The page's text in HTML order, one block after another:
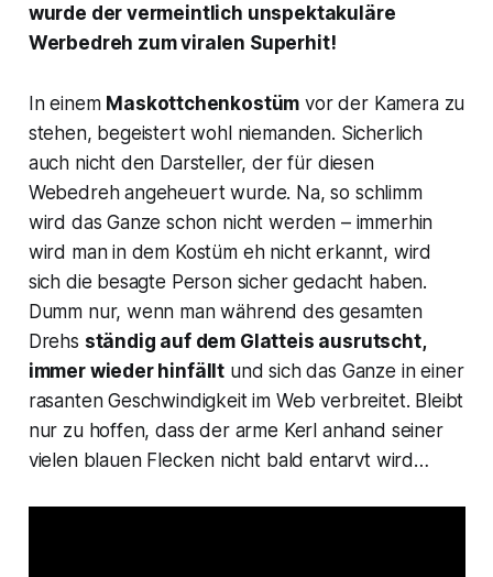
wurde der vermeintlich unspektakuläre
Werbedreh zum viralen Superhit!
In einem Maskottchenkostüm vor der Kamera zu
stehen, begeistert wohl niemanden. Sicherlich
auch nicht den Darsteller, der für diesen
Webedreh angeheuert wurde. Na, so schlimm
wird das Ganze schon nicht werden – immerhin
wird man in dem Kostüm eh nicht erkannt, wird
sich die besagte Person sicher gedacht haben.
Dumm nur, wenn man während des gesamten
Drehs ständig auf dem Glatteis ausrutscht,
immer wieder hinfällt und sich das Ganze in einer
rasanten Geschwindigkeit im Web verbreitet. Bleibt
nur zu hoffen, dass der arme Kerl anhand seiner
vielen blauen Flecken nicht bald entarvt wird…